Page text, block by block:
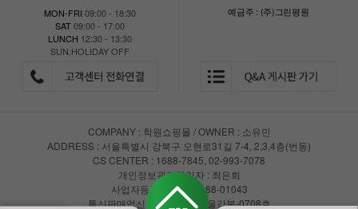
MON-FRI 09:00 - 18:30
SAT09:00 - 17:00
LUNCH 12:30 - 13:30
SUN.HOLIDAY OFF
예금주 : (주)그린평원
COMPANY : 학원쇼핑몰 / OWNER : 소유민
ADDRESS : 서울특별시 강북구 오현로31길 7-4, 2,3,4층(번동)
CS CENTER : 1688-7845, 02-993-7078
개인정보관리책임자 : 최은희
사업자등록번호 : 147-88-01043
통신판매업신고 : 제2018-서울강북-0708호